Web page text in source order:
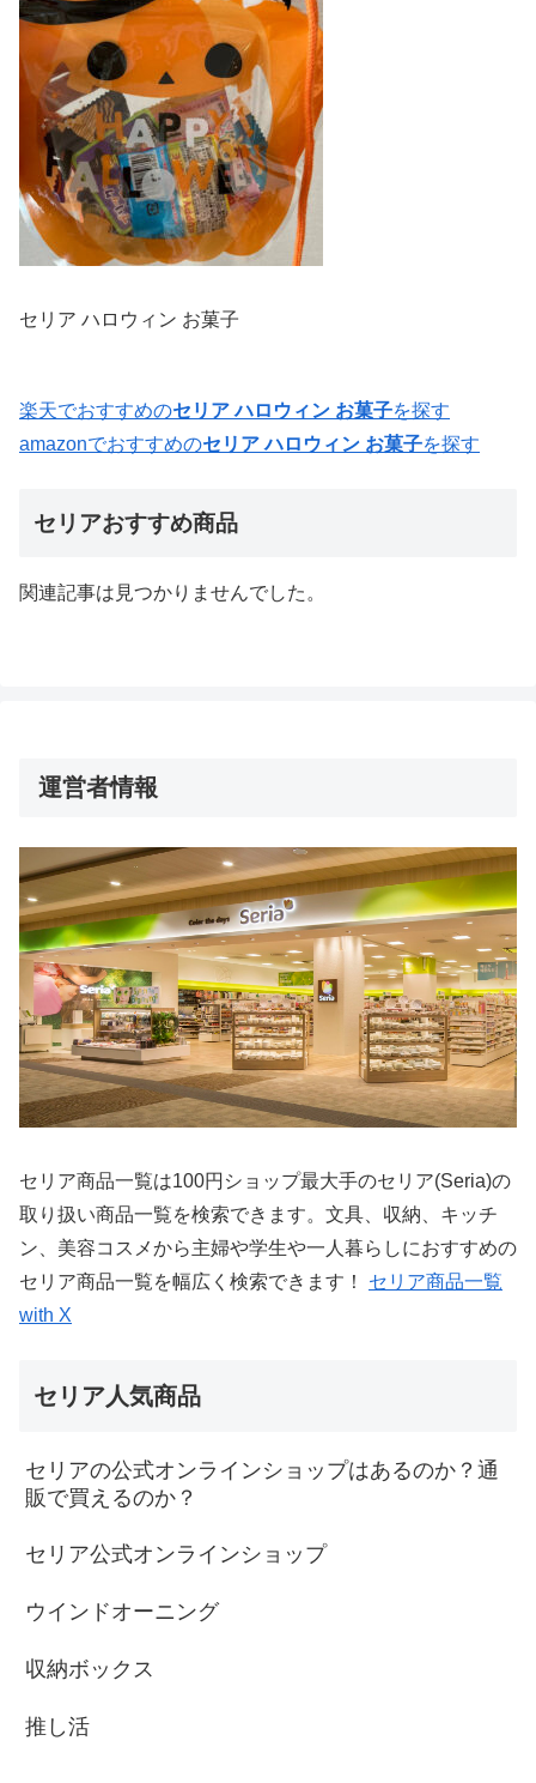
セリア ハロウィン お菓子
楽天でおすすめのセリア ハロウィン お菓子を探す
amazonでおすすめのセリア ハロウィン お菓子を探す
セリアおすすめ商品
関連記事は見つかりませんでした。
運営者情報
セリア商品一覧は100円ショップ最大手のセリア(Seria)の
取り扱い商品一覧を検索できます。文具、収納、キッチ
ン、美容コスメから主婦や学生や一人暮らしにおすすめの
セリア商品一覧を幅広く検索できます！ セリア商品一覧
with X
セリア人気商品
セリアの公式オンラインショップはあるのか？通
販で買えるのか？
セリア公式オンラインショップ
ウインドオーニング
収納ボックス
推し活